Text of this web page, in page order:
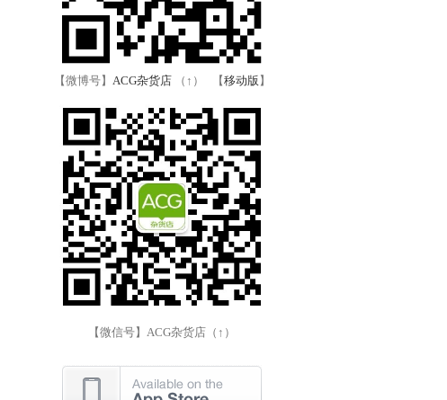
【微博号】 ACG杂货店 （↑） 【移动版 】
【微信号】ACG杂货店（↑）